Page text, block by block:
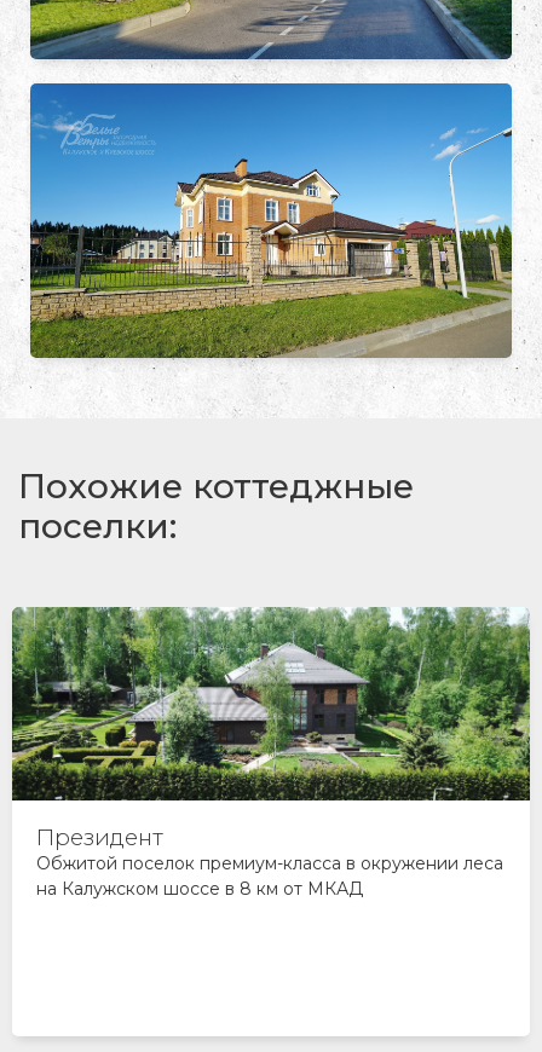
Похожие коттеджные
поселки:
Мартемьяново
Земельные участки и готовые дома по Киевскому
шоссе, 27 км. Обжитой современный поселок с